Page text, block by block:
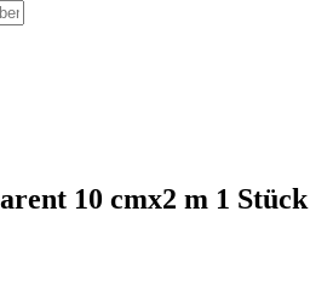
10 cmx2 m 1 Stück